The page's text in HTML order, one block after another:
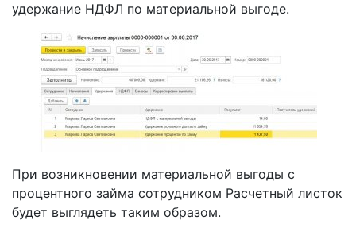
удержание НДФЛ по материальной выгоде.
При возникновении материальной выгоды с
процентного займа сотрудником Расчетный листок
будет выглядеть таким образом.